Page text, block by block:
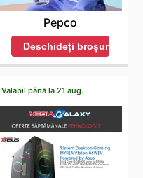
Pepco
Deschideți broșura
Valabil până la 21 aug.